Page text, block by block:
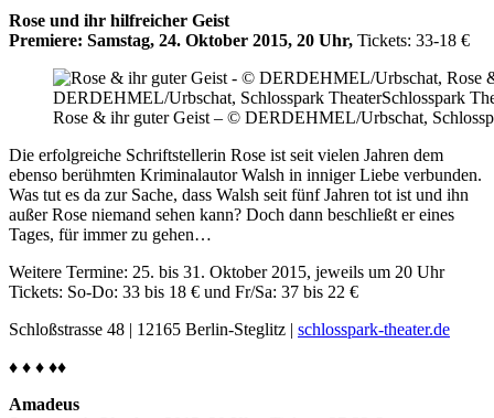
Rose und ihr hilfreicher Geist
Premiere: Samstag, 24. Oktober 2015, 20 Uhr, Tickets: 33-18 €
Rose & ihr guter Geist – © DERDEHMEL/Urbschat,
Die erfolgreiche Schriftstellerin Rose ist seit vielen Jahren dem
ebenso berühmten Kriminalautor Walsh in inniger Liebe verbunden.
Was tut es da zur Sache, dass Walsh seit fünf Jahren tot ist und ihn
außer Rose niemand sehen kann? Doch dann beschließt er eines
Tages, für immer zu gehen…
Weitere Termine: 25. bis 31. Oktober 2015, jeweils um 20 Uhr
Tickets: So-Do: 33 bis 18 € und Fr/Sa: 37 bis 22 €
Schloßstrasse 48 | 12165 Berlin-Steglitz | schlosspark-theater.de
♦ ♦ ♦ ♦♦
Amadeus